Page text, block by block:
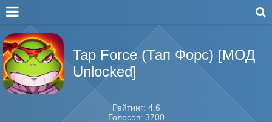
Tap Force (Тап Форс) [МОД
Unlocked]
Рейтинг: 4.6
Голосов: 3700